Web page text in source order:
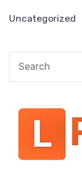
Uncategorized